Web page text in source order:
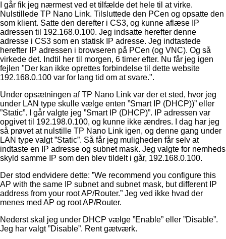
I går fik jeg nærmest ved et tilfælde det hele til at virke.
Nulstillede TP Nano Link. Tilsluttede den PCen og opsatte den
som klient. Satte den derefter i CS3, og kunne aflæse IP
adressen til 192.168.0.100. Jeg indsatte herefter denne
adresse i CS3 som en statisk IP adresse. Jeg indtastede
herefter IP adressen i browseren på PCen (og VNC). Og så
virkede det. Indtil her til morgen, 6 timer efter. Nu får jeg igen
fejlen "Der kan ikke oprettes forbindelse til dette website
192.168.0.100 var for lang tid om at svare.".
Under opsætningen af TP Nano Link var der et sted, hvor jeg
under LAN type skulle vælge enten ”Smart IP (DHCP))” eller
”Static”. I går valgte jeg ”Smart IP (DHCP)”. IP adressen var
opgivet til 192.198.0.100, og kunne ikke ændres. I dag har jeg
så prøvet at nulstille TP Nano Link igen, og denne gang under
LAN type valgt ”Static”. Så får jeg muligheden får selv at
indtaste en IP adresse og subnet mask. Jeg valgte for nemheds
skyld samme IP som den blev tildelt i går, 192.168.0.100.
Der stod endvidere dette: ”We recommend you configure this
AP with the same IP subnet and subnet mask, but different IP
address from your root AP/Router.” Jeg ved ikke hvad der
menes med AP og root AP/Router.
Nederst skal jeg under DHCP vælge ”Enable” eller ”Disable”.
Jeg har valgt ”Disable”. Rent gætværk.